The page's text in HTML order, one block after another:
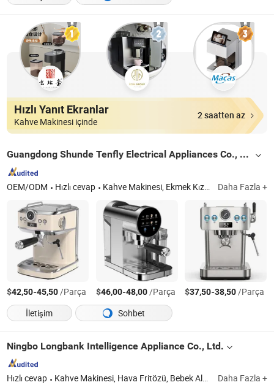
Hızlı Yanıt Ekranlar
Kahve Makinesi içinde
2 saatten az
Guangdong Shunde Tenfly Electrical Appliances Co., Ltd
OEM/ODM Hızlı cevap Kahve Makinesi, Ekmek Kızartıcı, Et Kıyıcı, Hava Fritözü, Karıştırıcı Daha Fazla +
$42,50-45,50/Parça $46,00-48,00/Parça $37,50-38,50/Parça
İletişim
Sohbet
Ningbo Longbank Intelligence Appliance Co., Ltd.
Hızlı cevap Kahve Makinesi, Hava Fritözü, Bebek Aleti, Temizlik Aleti, Diğer Küçük Mutfak Aletleri Daha Fazla +